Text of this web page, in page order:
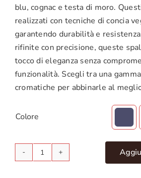
blu, cognac e testa di moro.
realizzati con tecniche di concia
garantendo durabilità e
rifinite con precisione, queste
tocco di eleganza senza
funzionalità. Scegli tra una
cromatiche per abbinarle al
Colore
Spalle